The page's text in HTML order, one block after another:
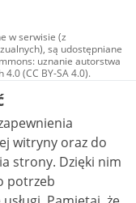
w serwisie (z
są udostępniane
uznanie autorstwa
(CC BY-SA 4.0).
zdjęcia, materiały
na licencji typu
użycie
zależnych 4.0 (CC BY-
inaczej.
witryny oraz do
Dzięki nim
potrzeb